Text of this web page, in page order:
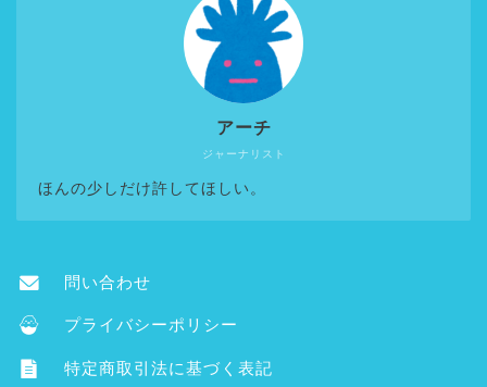
ジャーナリスト
アーチ
ほんの少しだけ許してほしい。
問い合わせ
プライバシーポリシー
特定商取引法に基づく表記